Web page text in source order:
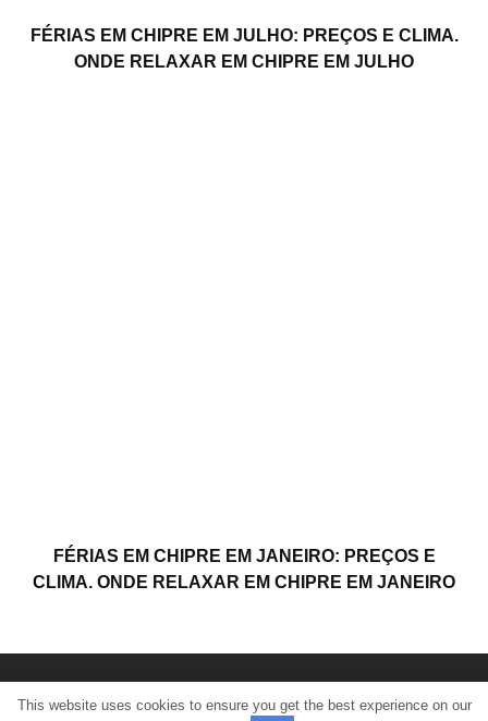
FÉRIAS EM CHIPRE EM JULHO: PREÇOS E CLIMA.
ONDE RELAXAR EM CHIPRE EM JULHO
FÉRIAS EM CHIPRE EM JANEIRO: PREÇOS E
CLIMA. ONDE RELAXAR EM CHIPRE EM JANEIRO
This website uses cookies to ensure you get the best experience on our